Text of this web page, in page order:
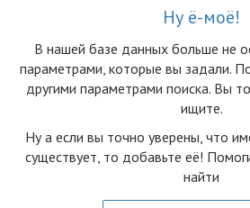
Ну ё-моё!
В нашей базе данных больше не
параметрами, которые вы задали.
другими параметрами поиска. Вы
ищите.
Ну а если вы точно уверены, что
существует, то добавьте её!
найти